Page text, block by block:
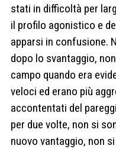
stati in difficoltà per
il profilo agonistico e
apparsi in confusione.
dopo lo svantaggio,
campo quando era
veloci ed erano più
accontentati del
per due volte, non si
nuovo vantaggio, non